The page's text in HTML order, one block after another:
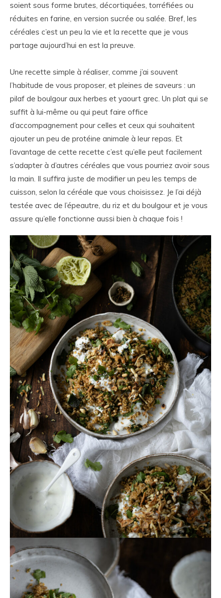
soient sous forme brutes, décortiquées, torréfiées ou
réduites en farine, en version sucrée ou salée. Bref, les
céréales c’est un peu la vie et la recette que je vous
partage aujourd’hui en est la preuve.
Une recette simple à réaliser, comme j’ai souvent
l’habitude de vous proposer, et pleines de saveurs : un
pilaf de boulgour aux herbes et yaourt grec. Un plat qui se
suffit à lui-même ou qui peut faire office
d’accompagnement pour celles et ceux qui souhaitent
ajouter un peu de protéine animale à leur repas. Et
l’avantage de cette recette c’est qu’elle peut facilement
s’adapter à d’autres céréales que vous pourriez avoir sous
la main. Il suffira juste de modifier un peu les temps de
cuisson, selon la céréale que vous choisissez. Je l’ai déjà
testée avec de l’épeautre, du riz et du boulgour et je vous
assure qu’elle fonctionne aussi bien à chaque fois !